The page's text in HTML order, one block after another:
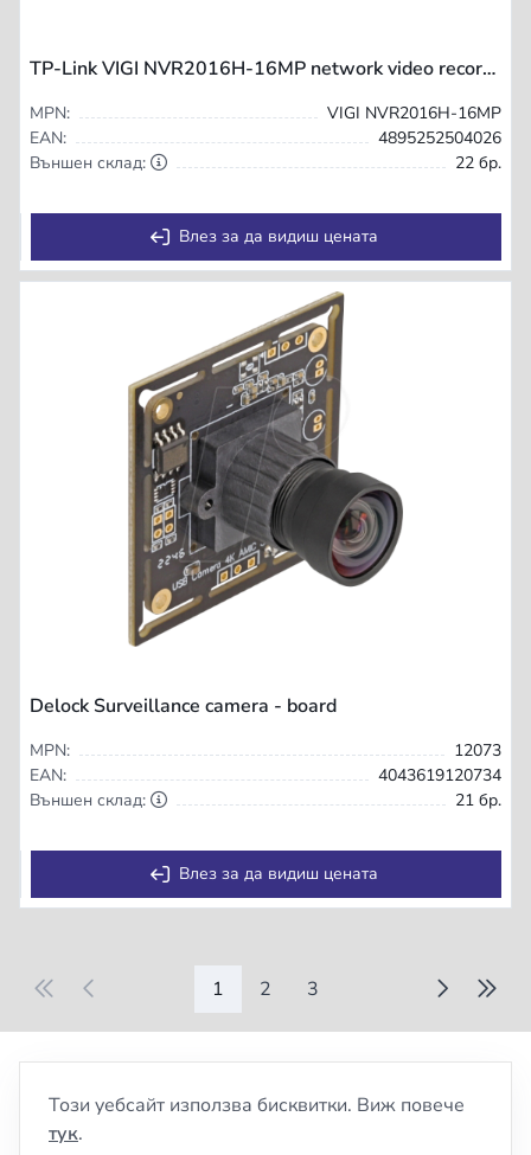
TP-Link VIGI NVR2016H-16MP network video recorder Black
MPN:
VIGI NVR2016H-16MP
EAN:
4895252504026
Външен склад:
22 бр.
Влез за да видиш цената
Delock Surveillance camera - board
MPN:
12073
EAN:
4043619120734
Външен склад:
21 бр.
Влез за да видиш цената
1 2 3
Този уебсайт използва бисквитки. Виж повече
тук.